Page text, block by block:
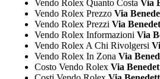
Vendo Rolex Quanto Costa Via
Vendo Rolex Prezzo Via
Vendo Rolex Prezzi Via
Vendo Rolex Informazioni Via
Vendo Rolex A Chi Rivolgersi
Vendo Rolex In Zona Via
Costo Vendo Rolex Via